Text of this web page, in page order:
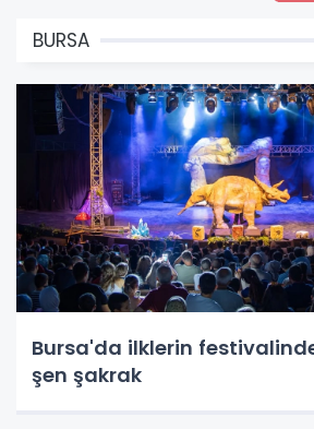
BURSA
Bursa'da ilklerin
şen şakrak